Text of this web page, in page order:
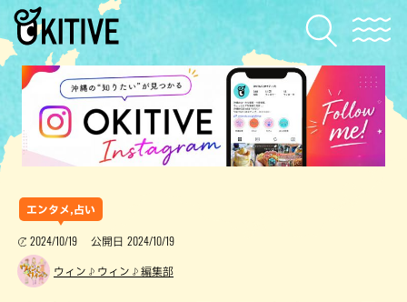
エンタメ,占い
2024/10/19 公開日 2024/10/19
ウィン♪ウィン♪編集部